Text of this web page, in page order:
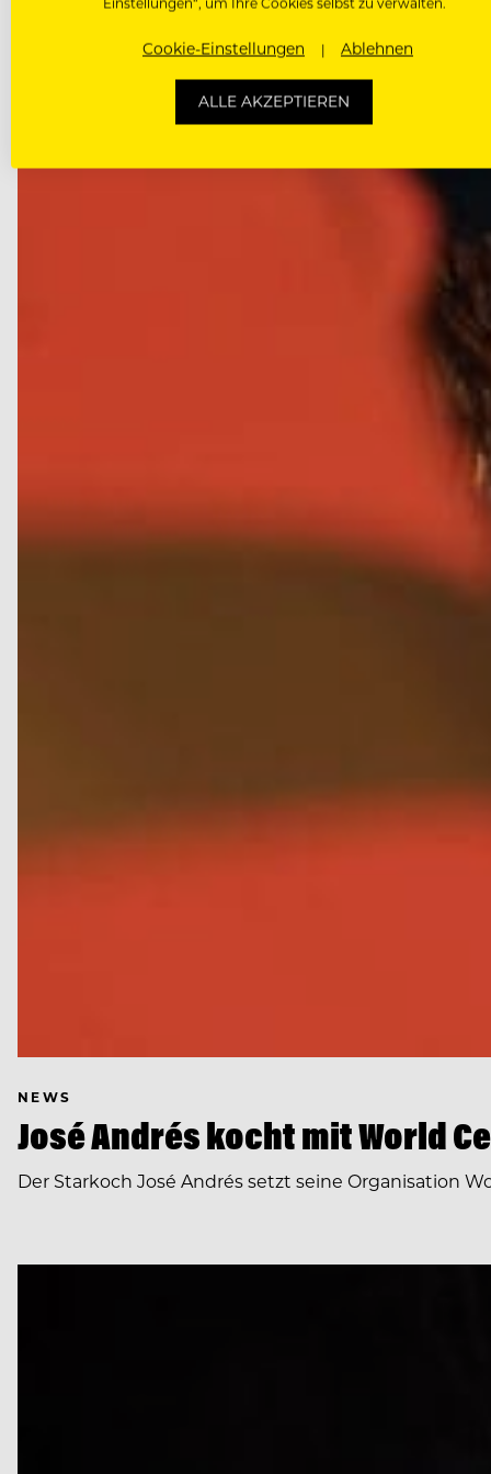
José Andrés, Heston…
NEWS
José Andrés kocht mit World
Der Starkoch José Andrés setzt seine Organisation
Cookie-Einstellungen Ablehnen
ALLE AKZEPTIEREN